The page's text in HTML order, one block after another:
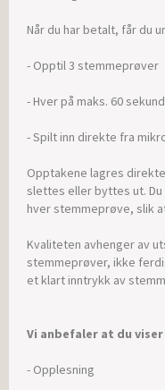
Når du har betalt, får du
- Opptil 3 stemmeprøver
- Hver på maks. 60
- Spilt inn direkte fra
Opptakene lagres
slettes eller byttes ut.
hver stemmeprøve, slik
Kvaliteten avhenger av
stemmeprøver, ikke
et klart inntrykk av
Vi anbefaler at du
- Opplesning